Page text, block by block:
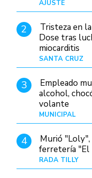
AJUSTE
2
Tristeza en
Dose tras
miocarditis
SANTA CRUZ
3
Empleado
alcohol,
volante
MUNICIPAL
4
Murió "Loly",
ferretería "El
RADA TILLY